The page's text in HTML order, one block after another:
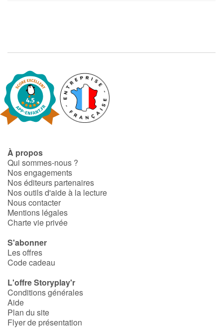
À propos
Qui sommes-nous ?
Nos engagements
Nos éditeurs partenaires
Nos outils d'aide à la lecture
Nous contacter
Mentions légales
Charte vie privée
S'abonner
Les offres
Code cadeau
L'offre Storyplay'r
Conditions générales
Aide
Plan du site
Flyer de présentation